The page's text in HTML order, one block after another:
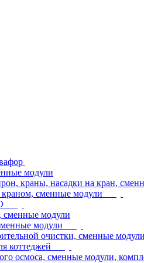
модули
краны, насадки на кран,
сменные модули
сменные модули
модули
очистки, сменные модули
коттеджей
осмоса, сменные модули,